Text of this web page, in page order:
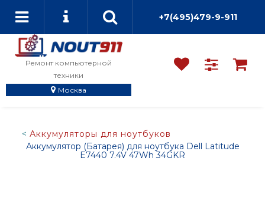
+7(495)479-9-911
Ремонт компьютерной
техники
Москва
Аккумуляторы для ноутбуков
Аккумулятор (Батарея) для ноутбука Dell Latitude
E7440 7.4V 47Wh 34GKR